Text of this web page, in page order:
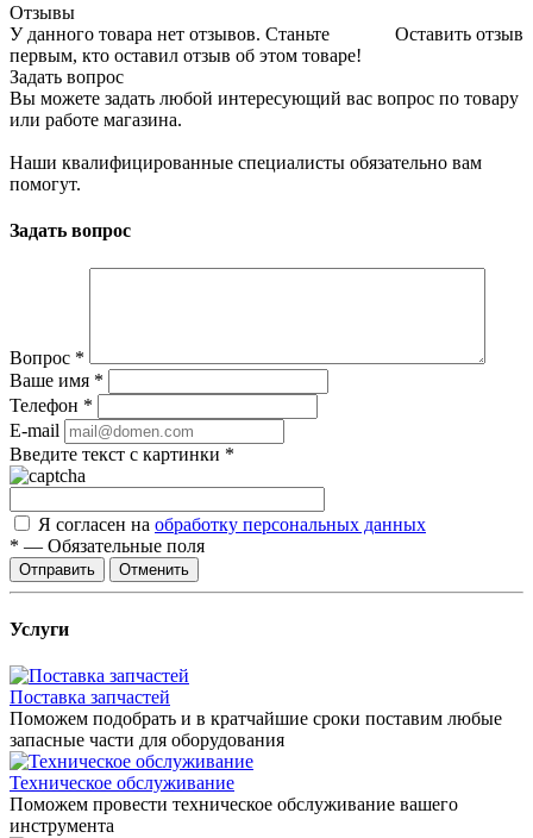
Отзывы
Оставить отзыв
У данного товара нет отзывов. Станьте
первым, кто оставил отзыв об этом товаре!
Задать вопрос
Вы можете задать любой интересующий вас вопрос по товару
или работе магазина.
Наши квалифицированные специалисты обязательно вам
помогут.
Задать вопрос
Вопрос *
Ваше имя *
Телефон *
E-mail
Введите текст с картинки *
Я согласен на обработку персональных данных
* — Обязательные поля
Отправить Отменить
Услуги
Поставка запчастей
Поможем подобрать и в кратчайшие сроки поставим любые
запасные части для оборудования
Техническое обслуживание
Поможем провести техническое обслуживание вашего
инструмента